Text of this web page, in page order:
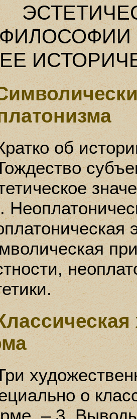
об
о